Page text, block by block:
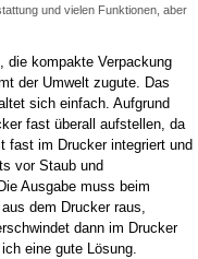
und vielen Funktionen, aber
die kompakte Verpackung
der Umwelt zugute. Das
sich einfach. Aufgrund
fast überall aufstellen, da
fast im Drucker integriert und
vor Staub und
Ausgabe muss beim
dem Drucker raus,
dann im Drucker
eine gute Lösung.